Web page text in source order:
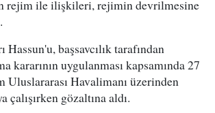
rejim ile ilişkileri, rejimin devrilmesine
Hassun'u, başsavcılık tarafından
kararının uygulanması kapsamında 27
Uluslararası Havalimanı üzerinden
çalışırken gözaltına aldı.